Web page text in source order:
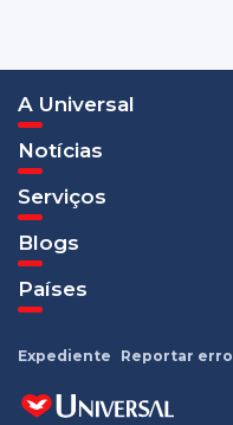
A Universal
Notícias
Serviços
Blogs
Países
Expediente Reportar erro